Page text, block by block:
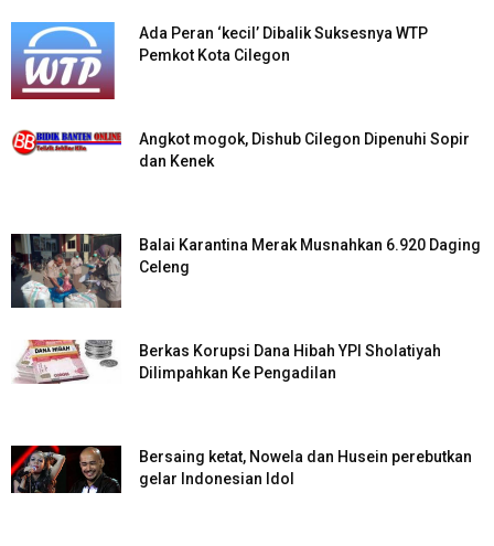
Ada Peran ‘kecil’ Dibalik Suksesnya WTP
Pemkot Kota Cilegon
Angkot mogok, Dishub Cilegon Dipenuhi Sopir
dan Kenek
Balai Karantina Merak Musnahkan 6.920 Daging
Celeng
Berkas Korupsi Dana Hibah YPI Sholatiyah
Dilimpahkan Ke Pengadilan
Bersaing ketat, Nowela dan Husein perebutkan
gelar Indonesian Idol